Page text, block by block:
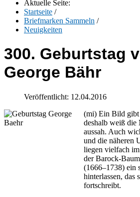
Aktuelle Seite:
Startseite /
Briefmarken Sammeln /
Neuigkeiten
300. Geburtstag
George Bähr
Veröffentlicht: 12.04.2016
(mi) Ein Bild gibt
deshalb weiß
aussah. Auch
und die näheren
liegen vielfach
der Barock-
(1666–1738) ein
hinterlassen, das
fortschreibt.